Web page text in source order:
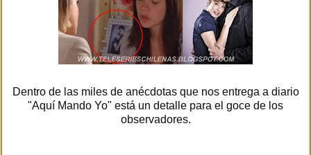
Dentro de las miles de anécdotas que nos entrega a diario
"Aquí Mando Yo" está un detalle para el goce de los
observadores.